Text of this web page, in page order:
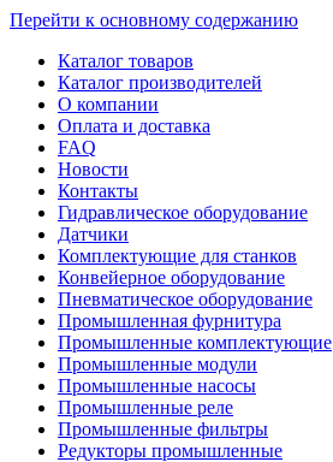
Перейти к основному содержанию
Каталог товаров
Каталог производителей
О компании
Оплата и доставка
FAQ
Новости
Контакты
Гидравлическое оборудование
Датчики
Комплектующие для станков
Конвейерное оборудование
Пневматическое оборудование
Промышленная фурнитура
Промышленные комплектующие
Промышленные модули
Промышленные насосы
Промышленные реле
Промышленные фильтры
Редукторы промышленные